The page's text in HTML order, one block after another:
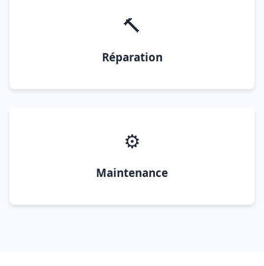
🔨
Réparation
⚙️
Maintenance